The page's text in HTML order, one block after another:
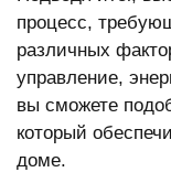
процесс,
различных
управление,
вы сможете
который
доме.